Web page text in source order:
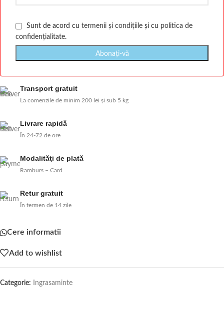
Sunt de acord cu termenii și condițiile și cu politica de
confidențialitate.
Transport gratuit
La comenzile de minim 200 lei și sub 5 kg
Livrare rapidă
În 24-72 de ore
Modalităţi de plată
Ramburs – Card
Retur gratuit
În termen de 14 zile
Cere informatii
Add to wishlist
Categorie: Ingrasaminte